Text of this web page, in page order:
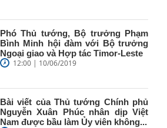
Phó Thủ tướng, Bộ trưởng Phạm
Bình Minh hội đàm với Bộ trưởng
Ngoại giao và Hợp tác Timor-Leste
12:00 | 10/06/2019
Bài viết của Thủ tướng Chính phủ
Nguyễn Xuân Phúc nhân dịp Việt
Nam được bầu làm Ủy viên không...